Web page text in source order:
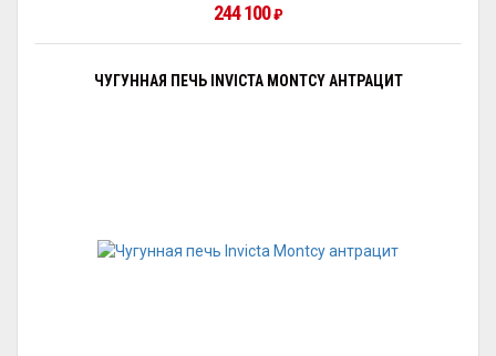
244 100₽
ЧУГУННАЯ ПЕЧЬ INVICTA MONTCY АНТРАЦИТ